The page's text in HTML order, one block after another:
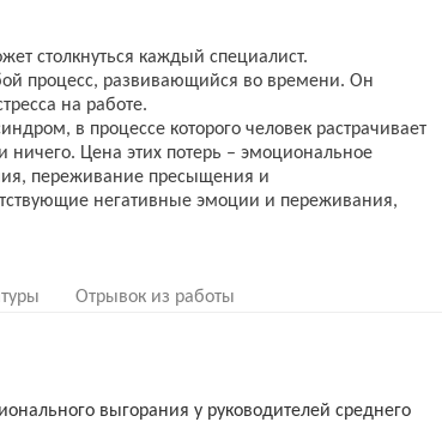
столкнуться каждый специалист.
процесс, развивающийся во времени. Он
на работе.
в процессе которого человек растрачивает
ничего. Цена этих потерь – эмоциональное
переживание пресыщения и
негативные эмоции и переживания,
Отрывок из работы
выгорания у руководителей среднего